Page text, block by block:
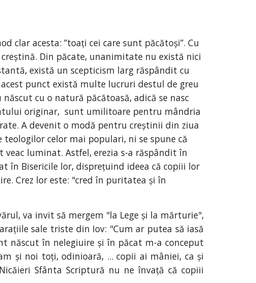
clar acesta: ”toați cei care sunt păcătoși”. Cu
Din păcate, unanimitate nu există nici
există un scepticism larg răspândit cu
punct există multe lucruri destul de greu
cu o natură păcătoasă, adică se nasc
originar,  sunt umilitoare pentru mândria
A devenit o modă pentru creștinii din ziua
teologilor celor mai populari, ni se spune că
luminat. Astfel, erezia s-a răspândit în
în Bisericile lor, disprețuind ideea că copiii lor
Crez lor este: "cred în puritatea și în
va invit să mergem "la Lege și la mărturie",
sale triste din Iov: "Cum ar putea să iasă
născut în nelegiuire și în păcat m-a conceput
și noi toți, odinioară, ... copii ai mâniei, ca și
Sfânta Scriptură nu ne învață că copiii